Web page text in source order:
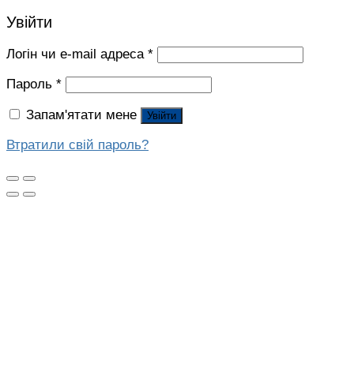
Увійти
Логін чи e-mail адреса *
Пароль *
Запам'ятати мене Увійти
Втратили свій пароль?